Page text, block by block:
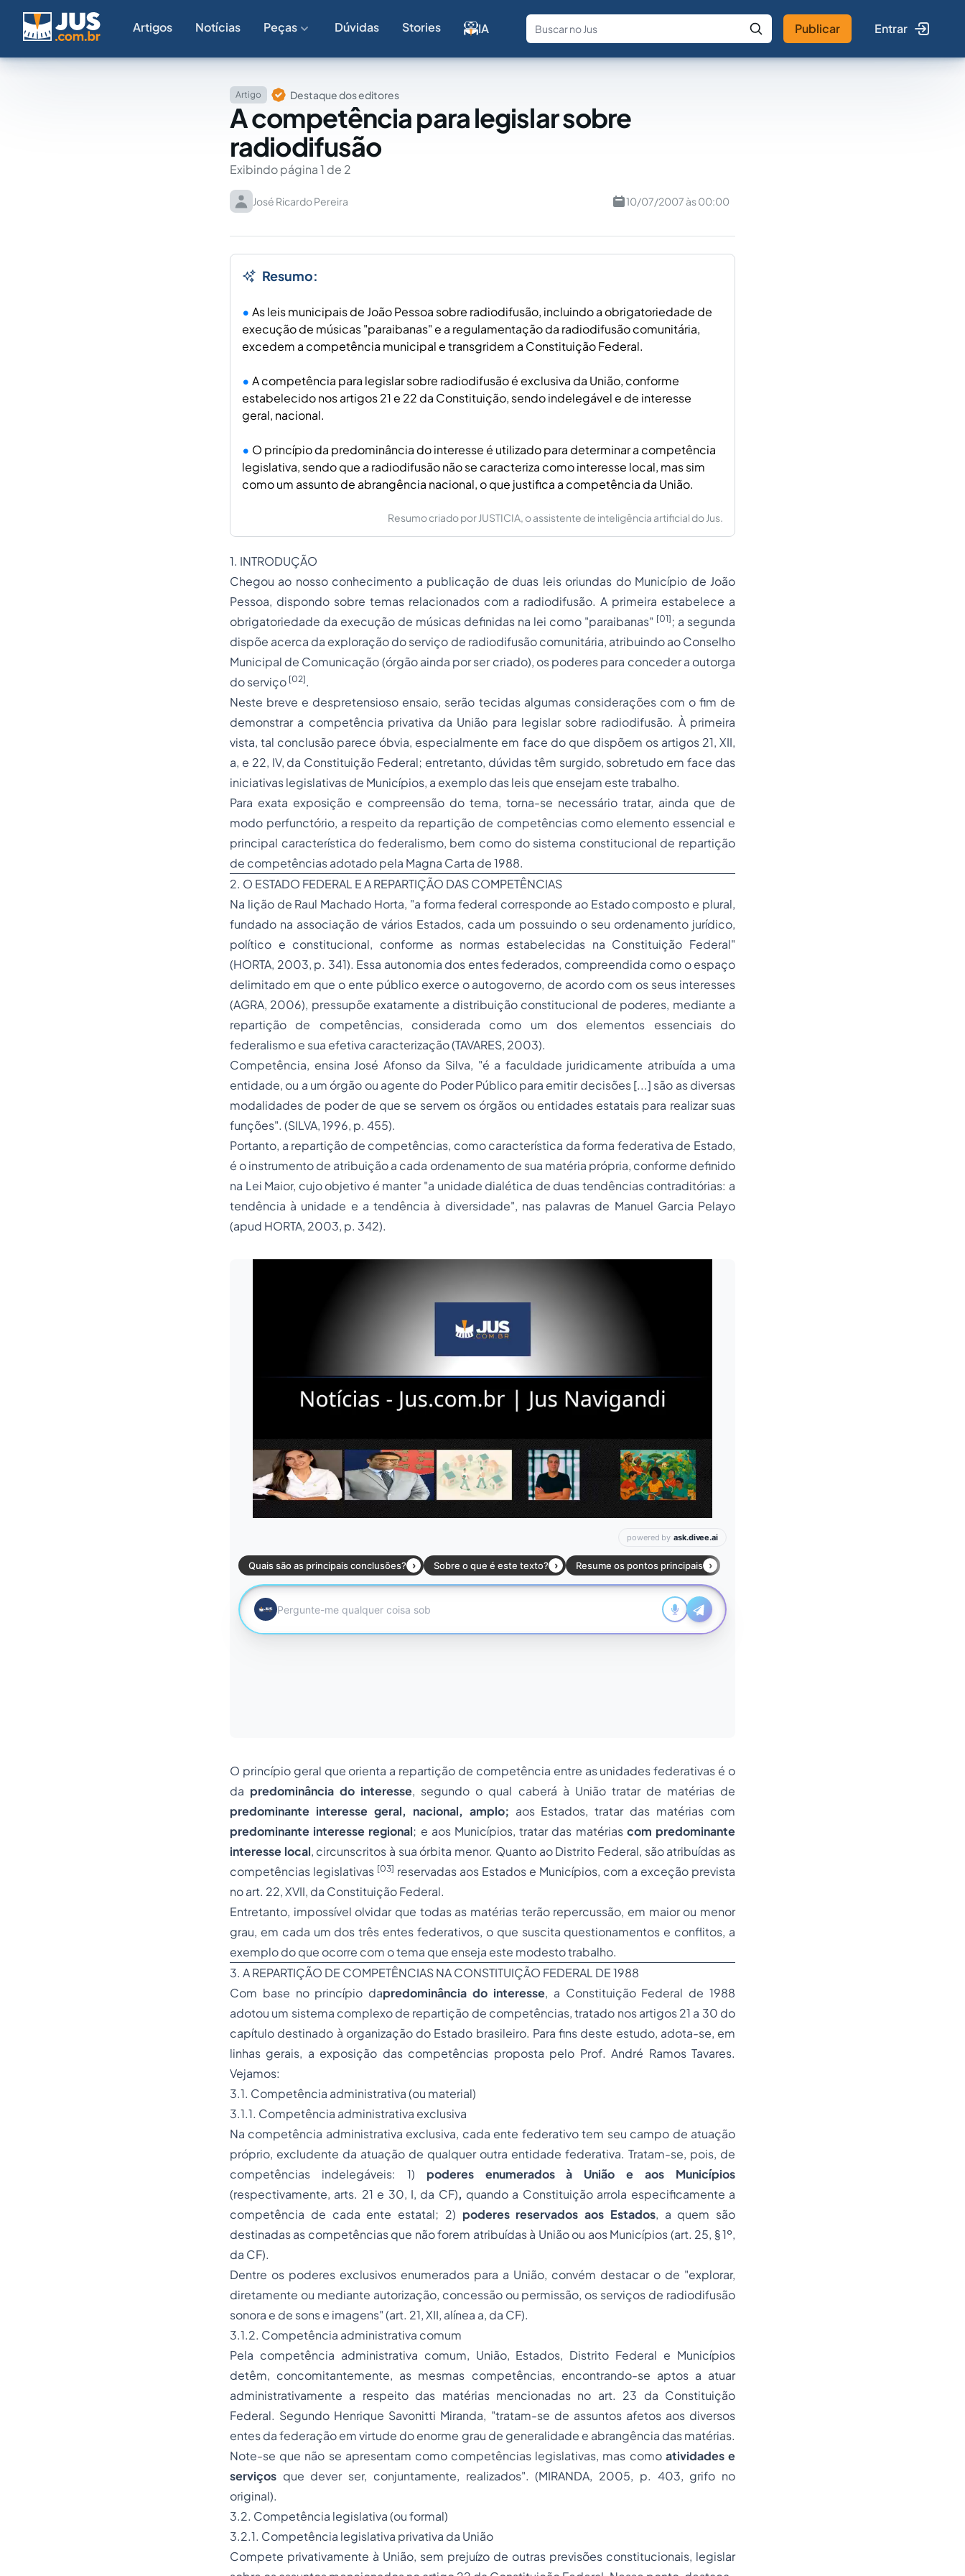
Artigos Notícias Peças Dúvidas Stories IA
Fale com a IA Buscar no Jus
Publicar Entrar
Artigo Destaque dos editores
A competência para legislar sobre
radiodifusão
Exibindo página 1 de 2
José Ricardo Pereira 10/07/2007 às 00:00
Resumo:
As leis municipais de João Pessoa sobre radiodifusão, incluindo a obrigatoriedade de
execução de músicas "paraibanas" e a regulamentação da radiodifusão comunitária,
excedem a competência municipal e transgridem a Constituição Federal.
A competência para legislar sobre radiodifusão é exclusiva da União, conforme
estabelecido nos artigos 21 e 22 da Constituição, sendo indelegável e de interesse
geral, nacional.
O princípio da predominância do interesse é utilizado para determinar a competência
legislativa, sendo que a radiodifusão não se caracteriza como interesse local, mas sim
como um assunto de abrangência nacional, o que justifica a competência da União.
Resumo criado por JUSTICIA, o assistente de inteligência artificial do Jus.
1. INTRODUÇÃO
Chegou ao nosso conhecimento a publicação de duas leis oriundas do Município de João
Pessoa, dispondo sobre temas relacionados com a radiodifusão. A primeira estabelece a
obrigatoriedade da execução de músicas definidas na lei como "paraibanas" [01] ; a segunda
dispõe acerca da exploração do serviço de radiodifusão comunitária, atribuindo ao Conselho
Municipal de Comunicação (órgão ainda por ser criado), os poderes para conceder a outorga
do serviço [02].
Neste breve e despretensioso ensaio, serão tecidas algumas considerações com o fim de
demonstrar a competência privativa da União para legislar sobre radiodifusão. À primeira
vista, tal conclusão parece óbvia, especialmente em face do que dispõem os artigos 21, XII,
a, e 22, IV, da Constituição Federal; entretanto, dúvidas têm surgido, sobretudo em face das
iniciativas legislativas de Municípios, a exemplo das leis que ensejam este trabalho.
Para exata exposição e compreensão do tema, torna-se necessário tratar, ainda que de
modo perfunctório, a respeito da repartição de competências como elemento essencial e
principal característica do federalismo, bem como do sistema constitucional de repartição
de competências adotado pela Magna Carta de 1988.
2. O ESTADO FEDERAL E A REPARTIÇÃO DAS COMPETÊNCIAS
Na lição de Raul Machado Horta, "a forma federal corresponde ao Estado composto e plural,
fundado na associação de vários Estados, cada um possuindo o seu ordenamento jurídico,
político e constitucional, conforme as normas estabelecidas na Constituição Federal"
(HORTA, 2003, p. 341). Essa autonomia dos entes federados, compreendida como o espaço
delimitado em que o ente público exerce o autogoverno, de acordo com os seus interesses
(AGRA, 2006), pressupõe exatamente a distribuição constitucional de poderes, mediante a
repartição de competências, considerada como um dos elementos essenciais do
federalismo e sua efetiva caracterização (TAVARES, 2003).
Competência, ensina José Afonso da Silva, "é a faculdade juridicamente atribuída a uma
entidade, ou a um órgão ou agente do Poder Público para emitir decisões [...] são as diversas
modalidades de poder de que se servem os órgãos ou entidades estatais para realizar suas
funções". (SILVA, 1996, p. 455).
Portanto, a repartição de competências, como característica da forma federativa de Estado,
é o instrumento de atribuição a cada ordenamento de sua matéria própria, conforme definido
na Lei Maior, cujo objetivo é manter "a unidade dialética de duas tendências contraditórias: a
tendência à unidade e a tendência à diversidade", nas palavras de Manuel Garcia Pelayo
(apud HORTA, 2003, p. 342).
O princípio geral que orienta a repartição de competência entre as unidades federativas é o
da predominância do interesse, segundo o qual caberá à União tratar de matérias de
predominante interesse geral, nacional, amplo; aos Estados, tratar das matérias com
predominante interesse regional; e aos Municípios, tratar das matériascom predominante
interesse local, circunscritos à sua órbita menor. Quanto ao Distrito Federal, são atribuídas as
competências legislativas [03] reservadas aos Estados e Municípios, com a exceção prevista
no art. 22, XVII, da Constituição Federal.
Entretanto, impossível olvidar que todas as matérias terão repercussão, em maior ou menor
grau, em cada um dos três entes federativos, o que suscita questionamentos e conflitos, a
exemplo do que ocorre com o tema que enseja este modesto trabalho.
3. A REPARTIÇÃO DE COMPETÊNCIAS NA CONSTITUIÇÃO FEDERAL DE 1988
Com base no princípio dapredominância do interesse, a Constituição Federal de 1988
adotou um sistema complexo de repartição de competências, tratado nos artigos 21 a 30 do
capítulo destinado à organização do Estado brasileiro. Para fins deste estudo, adota-se, em
linhas gerais, a exposição das competências proposta pelo Prof. André Ramos Tavares.
Vejamos:
3.1. Competência administrativa (ou material)
3.1.1. Competência administrativa exclusiva
Na competência administrativa exclusiva, cada ente federativo tem seu campo de atuação
próprio, excludente da atuação de qualquer outra entidade federativa. Tratam-se, pois, de
competências indelegáveis: 1) poderes enumerados à União e aos Municípios
(respectivamente, arts. 21 e 30, I, da CF), quando a Constituição arrola especificamente a
competência de cada ente estatal; 2) poderes reservados aos Estados, a quem são
destinadas as competências que não forem atribuídas à União ou aos Municípios (art. 25, § 1º,
da CF).
Dentre os poderes exclusivos enumerados para a União, convém destacar o de "explorar,
diretamente ou mediante autorização, concessão ou permissão, os serviços de radiodifusão
sonora e de sons e imagens" (art. 21, XII, alínea a, da CF).
3.1.2. Competência administrativa comum
Pela competência administrativa comum, União, Estados, Distrito Federal e Municípios
detêm, concomitantemente, as mesmas competências, encontrando-se aptos a atuar
administrativamente a respeito das matérias mencionadas no art. 23 da Constituição
Federal. Segundo Henrique Savonitti Miranda, "tratam-se de assuntos afetos aos diversos
entes da federação em virtude do enorme grau de generalidade e abrangência das matérias.
Note-se que não se apresentam como competências legislativas, mas como atividades e
serviços que dever ser, conjuntamente, realizados". (MIRANDA, 2005, p. 403, grifo no
original).
3.2. Competência legislativa (ou formal)
3.2.1. Competência legislativa privativa da União
Compete privativamente à União, sem prejuízo de outras previsões constitucionais, legislar